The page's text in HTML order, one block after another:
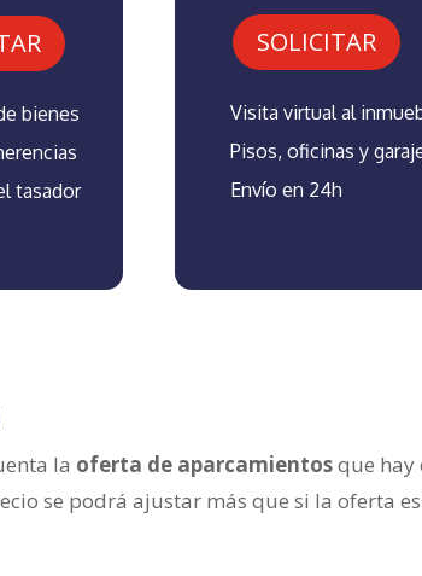
bienes
tasador
SOLICITAR
Visita virtual al
Pisos, oficinas y
Envío en 24h
la oferta de aparcamientosque hay
se podrá ajustar más que si la oferta es